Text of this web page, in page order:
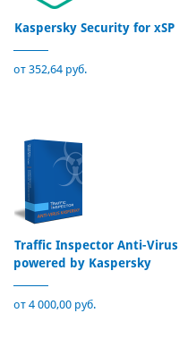
Kaspersky Security for xSP
от 352,64 руб.
Traffic Inspector Anti-Virus
powered by Kaspersky
от 4 000,00 руб.